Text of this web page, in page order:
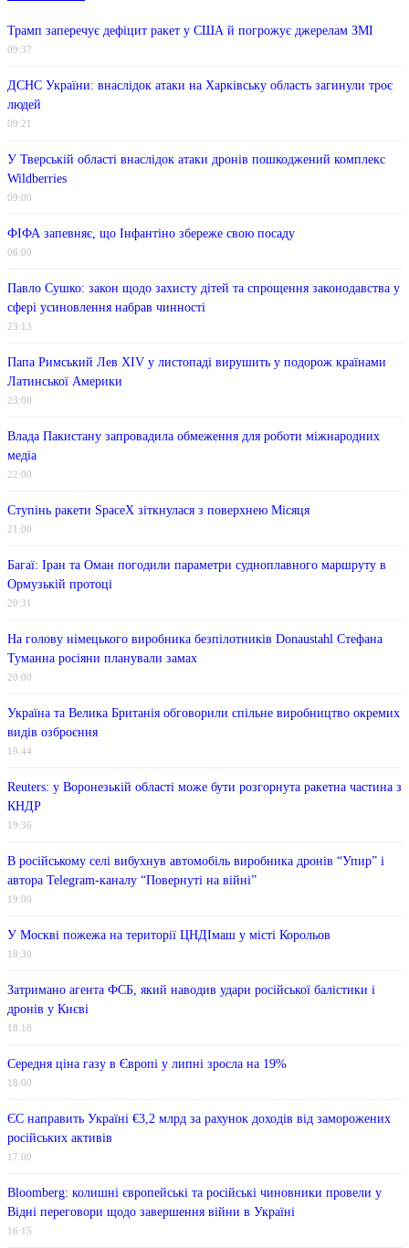
Трамп заперечує дефіцит ракет у США й погрожує джерелам ЗМІ
09:37
ДСНС України: внаслідок атаки на Харківську область загинули троє
людей
09:21
У Тверській області внаслідок атаки дронів пошкоджений комплекс
Wildberries
09:00
ФІФА запевняє, що Інфантіно збереже свою посаду
08:00
Павло Сушко: закон щодо захисту дітей та спрощення законодавства у
сфері усиновлення набрав чинності
23:13
Папа Римський Лев XIV у листопаді вирушить у подорож країнами
Латинської Америки
23:00
Влада Пакистану запровадила обмеження для роботи міжнародних
медіа
22:00
Ступінь ракети SpaceX зіткнулася з поверхнею Місяця
21:00
Багаї: Іран та Оман погодили параметри судноплавного маршруту в
Ормузькій протоці
20:31
На голову німецького виробника безпілотників Donaustahl Стефана
Туманна росіяни планували замах
20:00
Україна та Велика Британія обговорили спільне виробництво окремих
видів озброєння
19:44
Reuters: у Воронезькій області може бути розгорнута ракетна частина з
КНДР
19:36
В російському селі вибухнув автомобіль виробника дронів “Упир” і
автора Telegram-каналу “Повернуті на війні”
19:00
У Москві пожежа на території ЦНДІмаш у місті Корольов
18:30
Затримано агента ФСБ, який наводив удари російської балістики і
дронів у Києві
18:18
Середня ціна газу в Європі у липні зросла на 19%
18:00
ЄС направить Україні €3,2 млрд за рахунок доходів від заморожених
російських активів
17:00
Bloomberg: колишні європейські та російські чиновники провели у
Відні переговори щодо завершення війни в Україні
16:15